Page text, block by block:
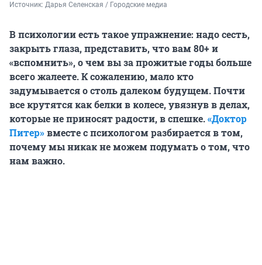
Источник: Дарья Селенская / Городские медиа
В психологии есть такое упражнение: надо сесть,
закрыть глаза, представить, что вам 80+ и
«вспомнить», о чем вы за прожитые годы больше
всего жалеете. К сожалению, мало кто
задумывается о столь далеком будущем. Почти
все крутятся как белки в колесе, увязнув в делах,
которые не приносят радости, в спешке.«Доктор
Питер»вместе с психологом разбирается в том,
почему мы никак не можем подумать о том, что
нам важно.